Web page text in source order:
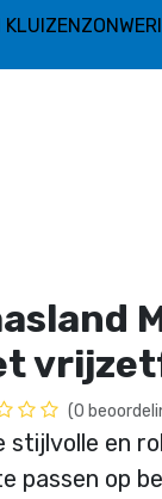
(0
stijlvolle en
passen op